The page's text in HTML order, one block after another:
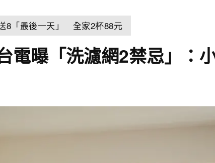
8「最後一天」 全家2杯88元
電曝「洗濾網2禁忌」：